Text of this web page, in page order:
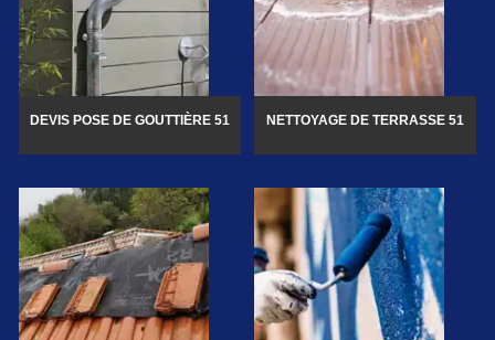
DEVIS POSE DE GOUTTIÈRE 51 NETTOYAGE DE TERRASSE 51